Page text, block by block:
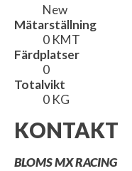
New
Mätarställning
0 KMT
Färdplatser
0
Totalvikt
0 KG
KONTAKT
BLOMS MX RACING